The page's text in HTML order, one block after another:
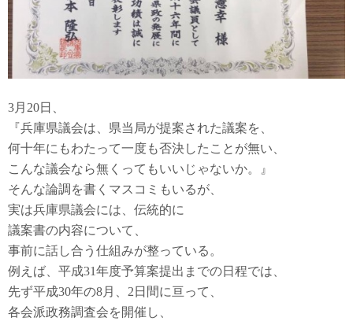
3月20日、
『兵庫県議会は、県当局が提案された議案を、
何十年にもわたって一度も否決したことが無い、
こんな議会なら無くってもいいじゃないか。』
そんな論調を書くマスコミもいるが、
実は兵庫県議会には、伝統的に
議案書の内容について、
事前に話し合う仕組みが整っている。
例えば、平成31年度予算案提出までの日程では、
先ず平成30年の8月、2日間に亘って、
各会派政務調査会を開催し、